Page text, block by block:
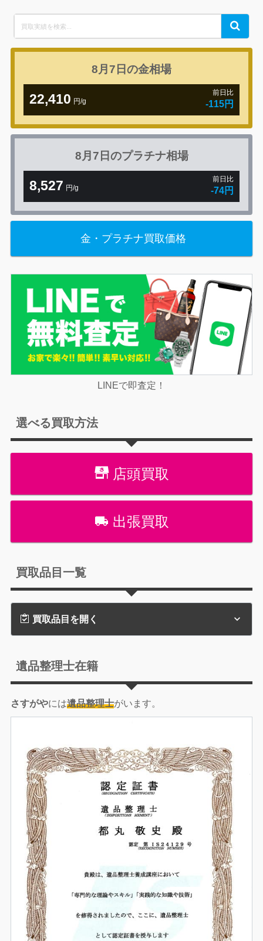
for:
Search
8月7日の金相場
22,410 円/g
前日比
-115円
8月7日のプラチナ相場
8,527 円/g
前日比
-74円
金・プラチナ買取価格
LINEで即査定！
選べる買取方法
店頭買取
出張買取
買取品目一覧
買取品目を開く
遺品整理士在籍
さすがやには遺品整理士がいます。